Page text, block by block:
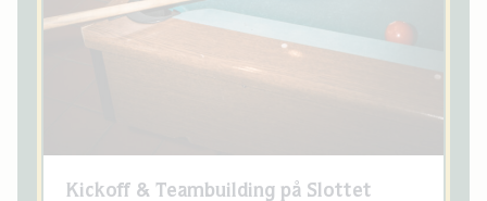
Kickoff & Teambuilding på Slottet